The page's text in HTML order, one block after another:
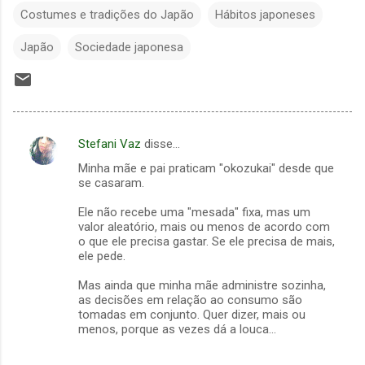
Costumes e tradições do Japão Hábitos japoneses
Japão Sociedade japonesa
C
Stefani Vaz disse…
Minha mãe e pai praticam "okozukai" desde que
se casaram.
Ele não recebe uma "mesada" fixa, mas um
valor aleatório, mais ou menos de acordo com
o que ele precisa gastar. Se ele precisa de mais,
ele pede.
Mas ainda que minha mãe administre sozinha,
as decisões em relação ao consumo são
tomadas em conjunto. Quer dizer, mais ou
menos, porque as vezes dá a louca...